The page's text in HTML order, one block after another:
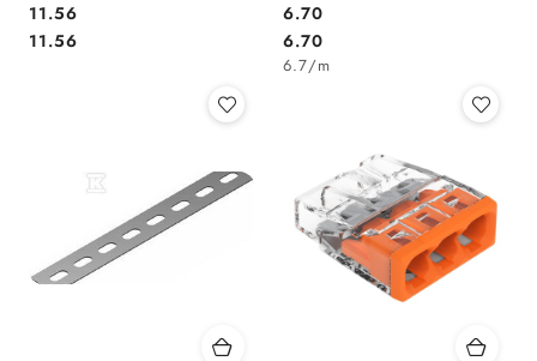
Cena:
11.56
Cena:
11.56 Cena:
6.70
Cena:
6.70
6.7/m